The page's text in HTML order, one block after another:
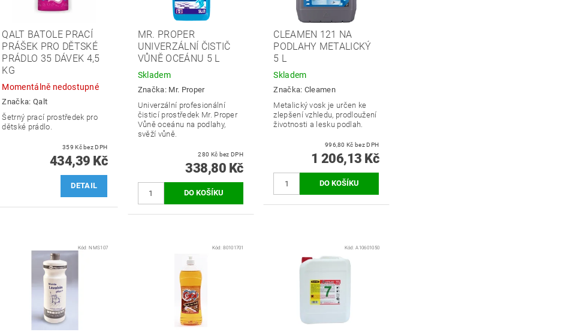
QALT BATOLE PRACÍ
PRÁŠEK PRO DĚTSKÉ
PRÁDLO 35 DÁVEK 4,5
KG
Momentálně nedostupné
Značka: Qalt
Šetrný prací prostředek pro
dětské prádlo.
359 Kč bez DPH
434,39 Kč
DETAIL
MR. PROPER
UNIVERZÁLNÍ ČISTIČ
VŮNĚ OCEÁNU 5 L
Skladem
Značka: Mr. Proper
Univerzální profesionální
čisticí prostředek Mr. Proper
Vůně oceánu na podlahy,
svěží vůně.
280 Kč bez DPH
338,80 Kč
CLEAMEN 121 NA
PODLAHY METALICKÝ
5 L
Skladem
Značka: Cleamen
Metalický vosk je určen ke
zlepšení vzhledu, prodloužení
životnosti a lesku podlah.
996,80 Kč bez DPH
1 206,13 Kč
Kód:NMS107 Kód:80101701 Kód:A10601050